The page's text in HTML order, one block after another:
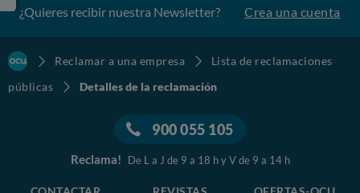
¿Quieres recibir nuestra Newsletter? Crea una cuenta
Reclamar a una empresa
Lista de reclamaciones
públicas
Detalles de la reclamación
900 055 105
Reclama! De L a J de 9 a 18 h y V de 9 a 14 h